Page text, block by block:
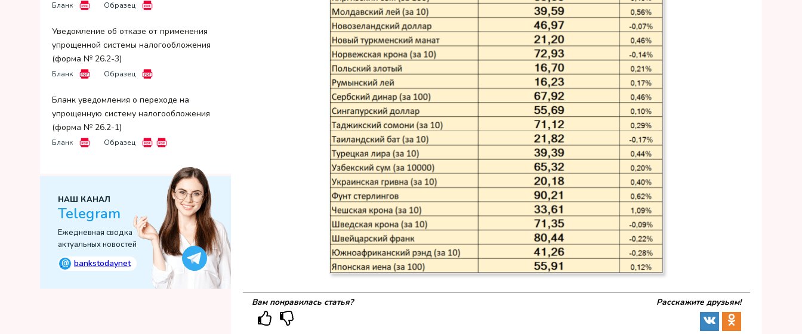
Бланк Образец
Уведомление об отказе от применения
упрощенной системы налогообложения
(форма № 26.2-3)
Бланк Образец
Бланк уведомления о переходе на
упрощенную систему налогообложения
(форма № 26.2-1)
Бланк Образец
НАШ КАНАЛ
Telegram
Ежедневная сводка
актуальных новостей
@ bankstodaynet
Вам понравилась статья? Расскажите друзьям!